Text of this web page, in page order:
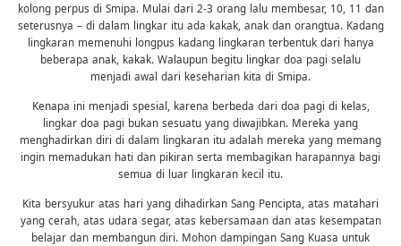
kolong perpus di Smipa. Mulai dari 2-3 orang lalu membesar, 10, 11 dan
seterusnya – di dalam lingkar itu ada kakak, anak dan orangtua. Kadang
lingkaran memenuhi longpus kadang lingkaran terbentuk dari hanya
beberapa anak, kakak. Walaupun begitu lingkar doa pagi selalu
menjadi awal dari keseharian kita di Smipa.
Kenapa ini menjadi spesial, karena berbeda dari doa pagi di kelas,
lingkar doa pagi bukan sesuatu yang diwajibkan. Mereka yang
menghadirkan diri di dalam lingkaran itu adalah mereka yang memang
ingin memadukan hati dan pikiran serta membagikan harapannya bagi
semua di luar lingkaran kecil itu.
Kita bersyukur atas hari yang dihadirkan Sang Pencipta, atas matahari
yang cerah, atas udara segar, atas kebersamaan dan atas kesempatan
belajar dan membangun diri. Mohon dampingan Sang Kuasa untuk